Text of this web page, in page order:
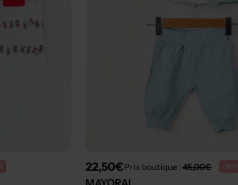
22,50€Prix boutique : 45,00€ -